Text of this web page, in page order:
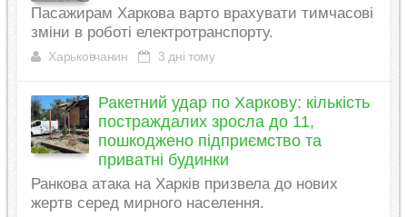
Пасажирам Харкова варто врахувати тимчасові
зміни в роботі електротранспорту.
Харьковчанин 3 дні тому
Ракетний удар по Харкову: кількість
постраждалих зросла до 11,
пошкоджено підприємство та
приватні будинки
Ранкова атака на Харків призвела до нових
жертв серед мирного населення.